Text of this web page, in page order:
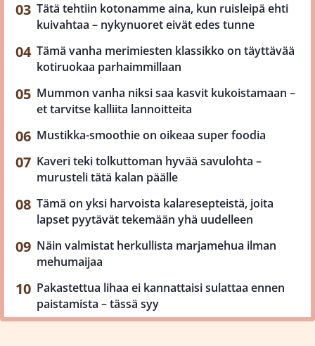
Tätä tehtiin kotonamme aina, kun ruisleipä ehti
kuivahtaa – nykynuoret eivät edes tunne
Tämä vanha merimiesten klassikko on täyttävää
kotiruokaa parhaimmillaan
Mummon vanha niksi saa kasvit kukoistamaan –
et tarvitse kalliita lannoitteita
Mustikka-smoothie on oikeaa super foodia
Kaveri teki tolkuttoman hyvää savulohta –
murusteli tätä kalan päälle
Tämä on yksi harvoista kalaresepteistä, joita
lapset pyytävät tekemään yhä uudelleen
Näin valmistat herkullista marjamehua ilman
mehumaijaa
Pakastettua lihaa ei kannattaisi sulattaa ennen
paistamista – tässä syy